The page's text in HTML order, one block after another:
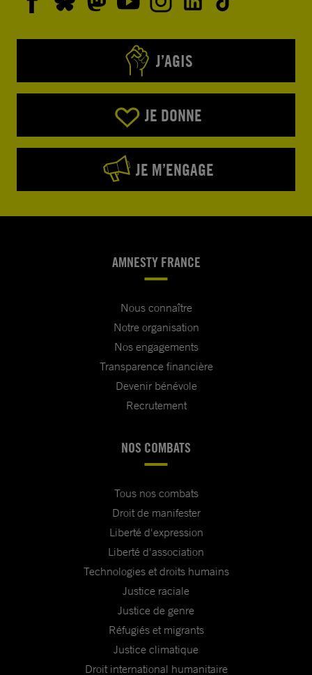
J’AGIS
JE DONNE
JE M’ENGAGE
AMNESTY FRANCE
Nous connaître
Notre organisation
Nos engagements
Transparence financière
Devenir bénévole
Recrutement
NOS COMBATS
Tous nos combats
Droit de manifester
Liberté d'expression
Liberté d'association
Technologies et droits humains
Justice raciale
Justice de genre
Réfugiés et migrants
Justice climatique
Droit international humanitaire